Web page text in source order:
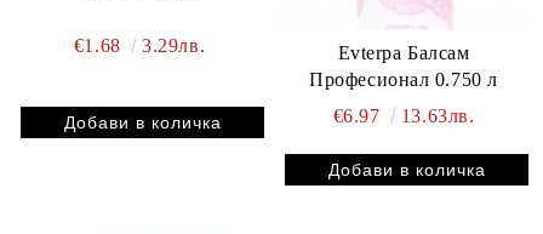
€1.68 3.29лв.
Evterpa Балсам
Професионал 0.750 л
€6.97
13.63лв.